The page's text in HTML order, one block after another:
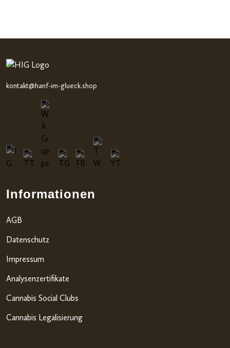
kontakt@hanf-im-glueck.shop
Informationen
AGB
Datenschutz
Impressum
Analysenzertifikate
Cannabis Social Clubs
Cannabis Legalisierung